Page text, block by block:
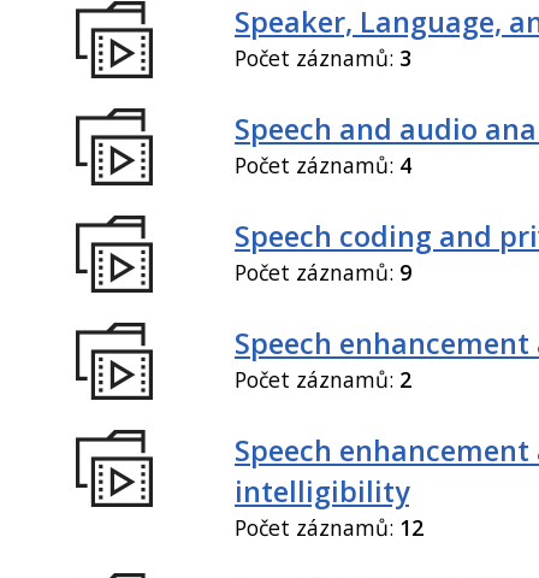
Speaker, Language,
Počet záznamů: 3
Speech and audio
Počet záznamů: 4
Speech coding and
Počet záznamů: 9
Speech
Počet záznamů: 2
Speech enhancement
intelligibility
Počet záznamů: 12